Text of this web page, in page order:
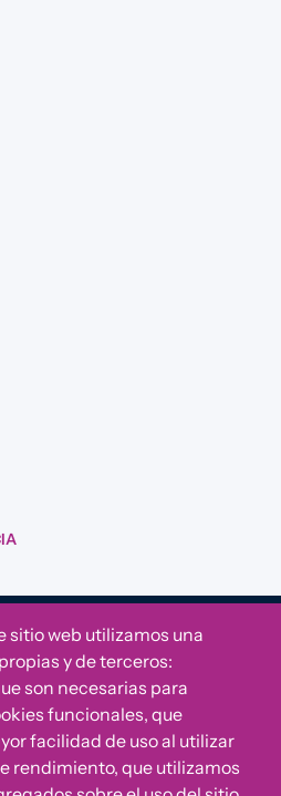
sitio web utilizamos una
y de terceros:
son necesarias para
funcionales, que
facilidad de uso al utilizar
rendimiento, que utilizamos